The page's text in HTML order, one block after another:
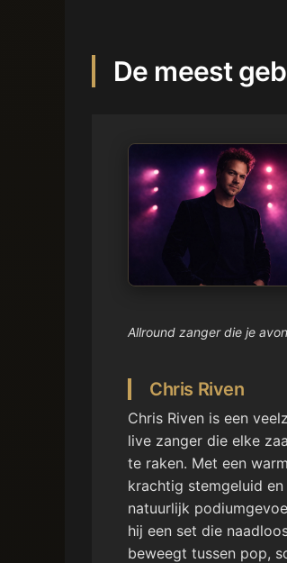
De meest
Allround zanger die je
Chris Riven
Chris Riven is een
live zanger die elke
te raken. Met een
krachtig stemgeluid en
natuurlijk
hij een set die
beweegt tussen pop,